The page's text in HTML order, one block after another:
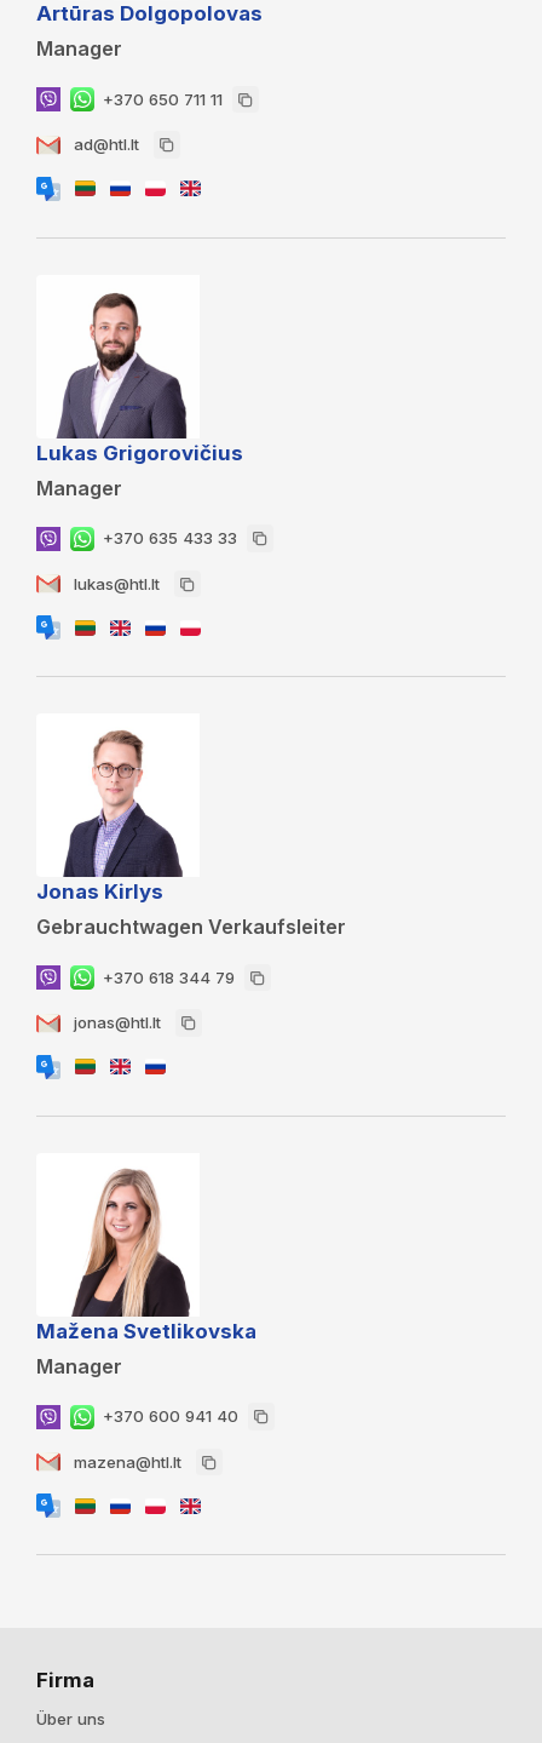
Artūras Dolgopolovas
Manager
+370 650 711 11
ad@htl.lt
Lukas Grigorovičius
Manager
+370 635 433 33
lukas@htl.lt
Jonas Kirlys
Gebrauchtwagen Verkaufsleiter
+370 618 344 79
jonas@htl.lt
Mažena Svetlikovska
Manager
+370 600 941 40
mazena@htl.lt
Firma
Über uns